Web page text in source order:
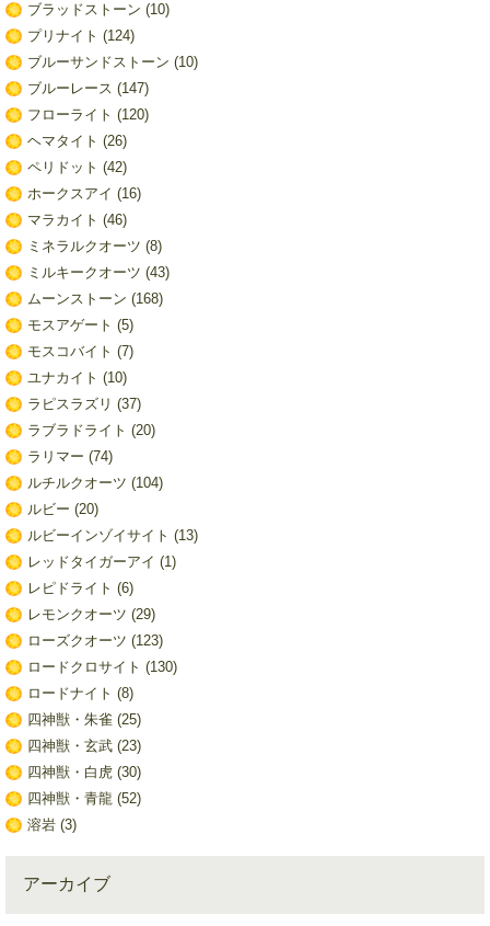
ブラッドストーン (10)
プリナイト (124)
ブルーサンドストーン (10)
ブルーレース (147)
フローライト (120)
ヘマタイト (26)
ペリドット (42)
ホークスアイ (16)
マラカイト (46)
ミネラルクオーツ (8)
ミルキークオーツ (43)
ムーンストーン (168)
モスアゲート (5)
モスコバイト (7)
ユナカイト (10)
ラピスラズリ (37)
ラブラドライト (20)
ラリマー (74)
ルチルクオーツ (104)
ルビー (20)
ルビーインゾイサイト (13)
レッドタイガーアイ (1)
レピドライト (6)
レモンクオーツ (29)
ローズクオーツ (123)
ロードクロサイト (130)
ロードナイト (8)
四神獣・朱雀 (25)
四神獣・玄武(23)
四神獣・白虎(30)
四神獣・青龍(52)
溶岩(3)
アーカイブ